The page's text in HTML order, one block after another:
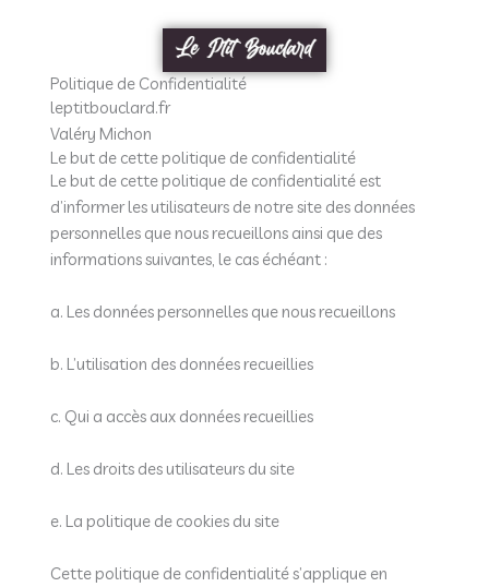
Politique de Confidentialité
leptitbouclard.fr
Valéry Michon
Le but de cette politique de confidentialité
Le but de cette politique de confidentialité est
d’informer les utilisateurs de notre site des données
personnelles que nous recueillons ainsi que des
informations suivantes, le cas échéant :
a. Les données personnelles que nous recueillons
b. L’utilisation des données recueillies
c. Qui a accès aux données recueillies
d. Les droits des utilisateurs du site
e. La politique de cookies du site
Cette politique de confidentialité s’applique en